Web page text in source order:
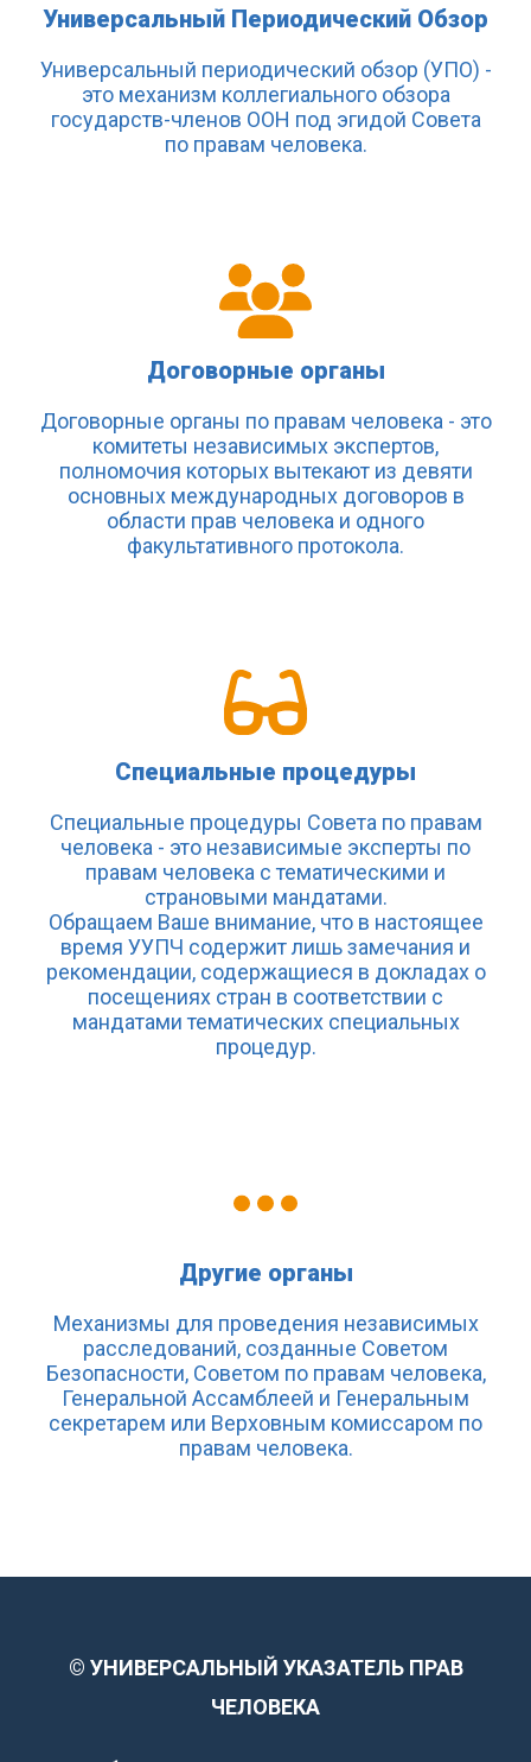
Универсальный Периодический Обзор
Универсальный периодический обзор (УПО) -
это механизм коллегиального обзора
государств-членов ООН под эгидой Совета
по правам человека.
Договорные органы
Договорные органы по правам человека - это
комитеты независимых экспертов,
полномочия которых вытекают из девяти
основных международных договоров в
области прав человека и одного
факультативного протокола.
Специальные процедуры
Специальные процедуры Совета по правам
человека - это независимые эксперты по
правам человека с тематическими и
страновыми мандатами.
Обращаем Ваше внимание, что в настоящее
время УУПЧ содержит лишь замечания и
рекомендации, содержащиеся в докладах о
посещениях стран в соответствии с
мандатами тематических специальных
процедур.
Другие органы
Механизмы для проведения независимых
расследований, созданные Советом
Безопасности, Советом по правам человека,
Генеральной Ассамблеей и Генеральным
секретарем или Верховным комиссаром по
правам человека.
© УНИВЕРСАЛЬНЫЙ УКАЗАТЕЛЬ ПРАВ
ЧЕЛОВЕКА